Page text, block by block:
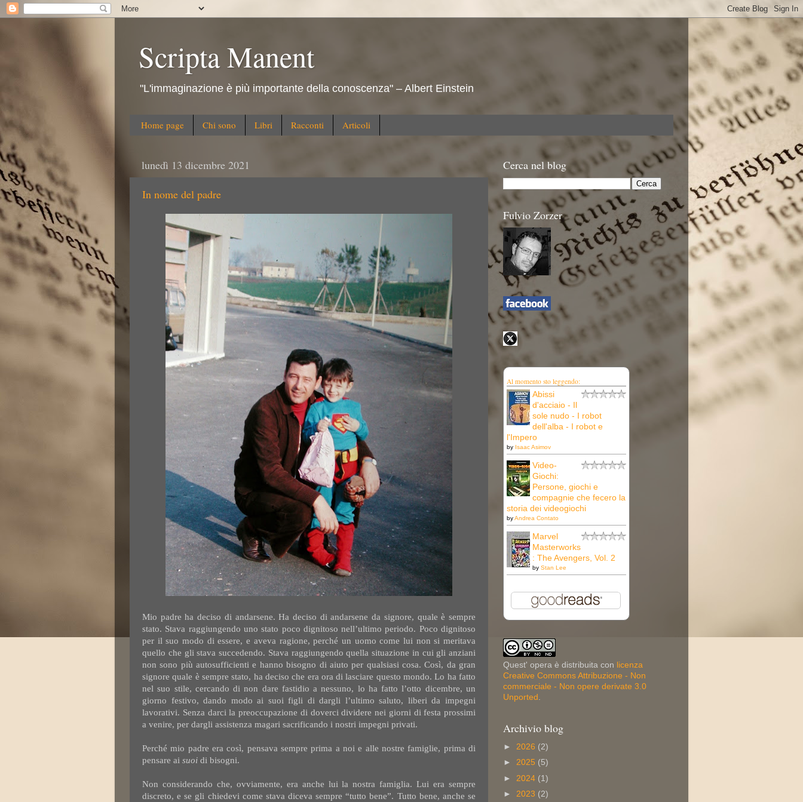
Scripta Manent
"L'immaginazione è più importante della conoscenza" – Albert Einstein
Home page Chi sono Libri Racconti Articoli
lunedì 13 dicembre 2021
In nome del padre
Mio padre ha deciso di andarsene. Ha deciso di andarsene da signore, quale è sempre
stato. Stava raggiungendo uno stato poco dignitoso nell’ultimo periodo. Poco dignitoso
per il suo modo di essere, e aveva ragione, perché un uomo come lui non si meritava
quello che gli stava succedendo. Stava raggiungendo quella situazione in cui gli anziani
non sono più autosufficienti e hanno bisogno di aiuto per qualsiasi cosa. Così, da gran
signore quale è sempre stato, ha deciso che era ora di lasciare questo mondo. Lo ha fatto
nel suo stile, cercando di non dare fastidio a nessuno, lo ha fatto l’otto dicembre, un
giorno festivo, dando modo ai suoi figli di dargli l’ultimo saluto, liberi da impegni
lavorativi. Senza darci la preoccupazione di doverci dividere nei giorni di festa prossimi
a venire, per dargli assistenza magari sacrificando i nostri impegni privati.
Perché mio padre era così, pensava sempre prima a noi e alle nostre famiglie, prima di
pensare ai suoi di bisogni.
Non considerando che, ovviamente, era anche lui la nostra famiglia. Lui era sempre
discreto, e se gli chiedevi come stava diceva sempre “tutto bene”. Tutto bene, anche se
Cerca nel blog
Fulvio Zorzer
Al momento sto leggendo:
Abissi
d'acciaio - Il
sole nudo - I robot
dell'alba - I robot e
l'Impero
by Isaac Asimov
Video-
Giochi:
Persone, giochi e
compagnie che fecero la
storia dei videogiochi
byAndrea Contato
Marvel
Masterworks
: The Avengers, Vol. 2
by Stan Lee
Quest' opera è distribuita con licenza
Creative Commons Attribuzione - Non
commerciale - Non opere derivate 3.0
Unported
Archivio blog
► 2026 (2)
► 2025 (5)
► 2024 (1)
► 2023 (2)